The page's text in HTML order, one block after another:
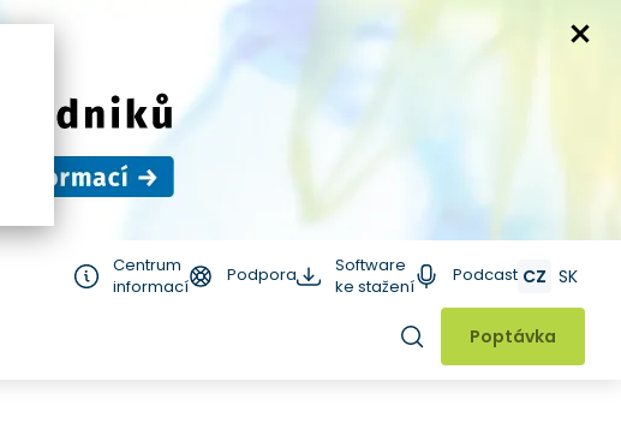
Centrum
informací
Podpora
Software
ke stažení
Podcast CZ SK
Hledat
Poptávka